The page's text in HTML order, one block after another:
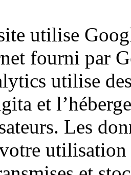
utilise
fourni par
utilise
et
Les